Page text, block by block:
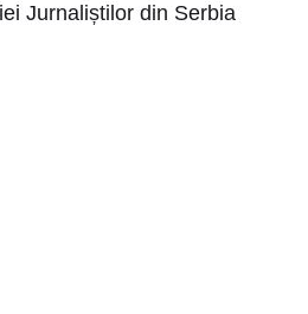
Jurnaliștilor din Serbia